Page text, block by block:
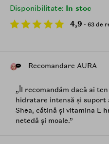
Disponibilitate: In stoc
4,9 - 63 de
Recomandare AURA
„Îl recomandăm dacă ai
hidratare intensă și
Shea, cătină și vitamina E
netedă și moale.”